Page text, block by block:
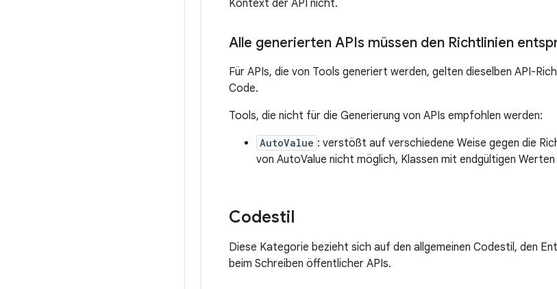
Kontext der API nicht.
Alle generierten APIs müssen den Richtlinien
Für APIs, die von Tools generiert werden, gelten dieselben API-
Code.
Tools, die nicht für die Generierung von APIs empfohlen werden:
AutoValue : verstößt auf verschiedene Weise gegen die
von AutoValue nicht möglich, Klassen mit endgültigen
Codestil
Diese Kategorie bezieht sich auf den allgemeinen Codestil, den
beim Schreiben öffentlicher APIs.